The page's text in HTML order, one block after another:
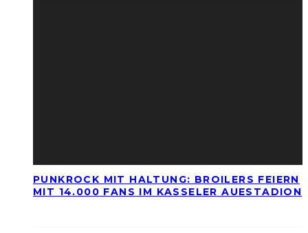
PUNKROCK MIT HALTUNG: BROILERS FEIERN
MIT 14.000 FANS IM KASSELER AUESTADION